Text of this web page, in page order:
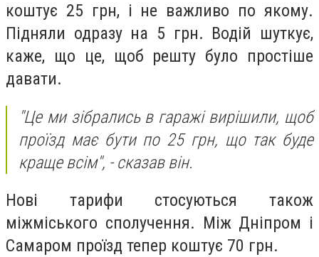
коштує 25 грн, і не важливо по якому.
Підняли одразу на 5 грн. Водій шуткує,
каже, що це, щоб решту було простіше
давати.
"Це ми зібрались в гаражі вирішили, щоб
проїзд має бути по 25 грн, що так буде
краще всім", - сказав він.
Нові тарифи стосуються також
міжміського сполучення. Між Дніпром і
Самаром проїзд тепер коштує 70 грн.